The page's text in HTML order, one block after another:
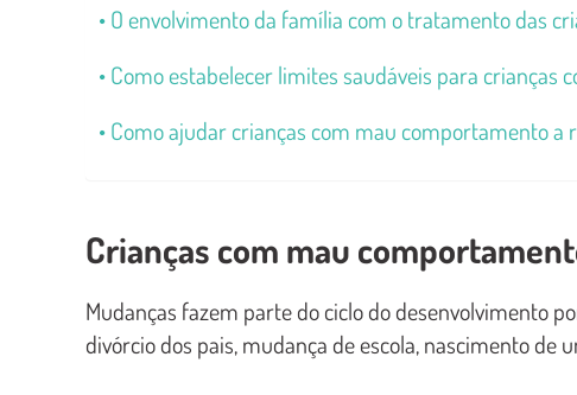
O envolvimento da família com o tratamento das
Como estabelecer limites saudáveis para crianças
Como ajudar crianças com mau comportamento a
Crianças com mau
Mudanças fazem parte do ciclo do desenvolvimento
divórcio dos pais, mudança de escola, nascimento de